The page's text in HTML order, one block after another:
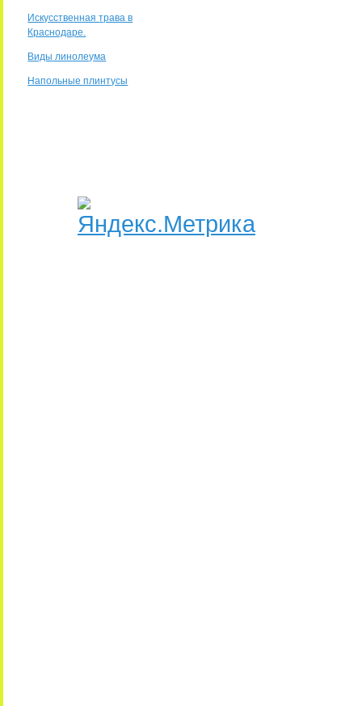
Искусственная трава в
Краснодаре.
Виды линолеума
Напольные плинтусы